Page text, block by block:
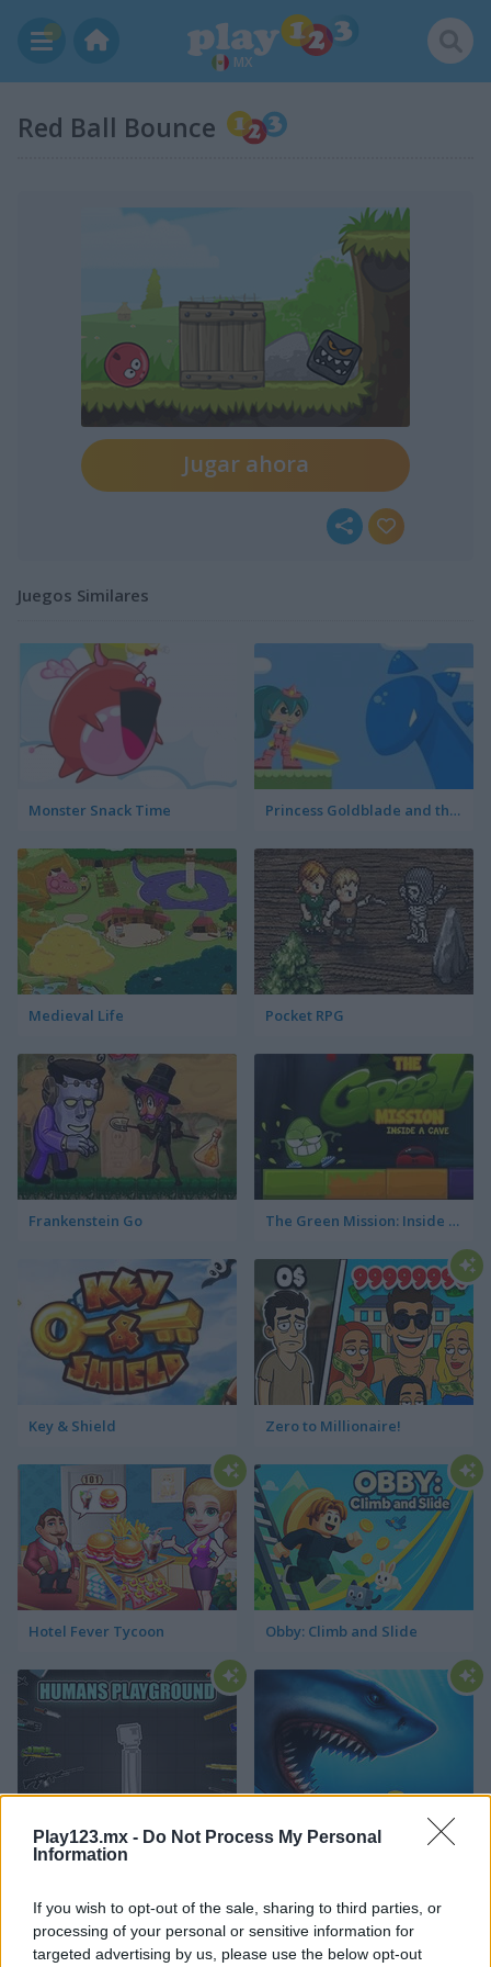
Play123.mx - Do Not Process My Personal
Information
If you wish to opt-out of the sale, sharing to third parties, or
processing of your personal or sensitive information for
targeted advertising by us, please use the below opt-out
MX
Red Ball Bounce
Jugar ahora
Juegos Similares
Monster Snack Time Princess Goldblade and the Dangerous Water
Medieval Life Pocket RPG
Frankenstein Go The Green Mission: Inside a Cave
Key & Shield Zero to Millionaire!
Hotel Fever Tycoon Obby: Climb and Slide
Humans Playground Mega Shark
juegos de castillos